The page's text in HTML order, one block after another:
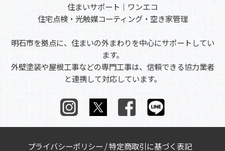
住まいサポート｜ワンエコ
住宅点検・光触媒コーティング・空き家管理
明石市を拠点に、住まいの外まわりを中心にサポートしてい
ます。
外壁塗装や屋根工事などの専門工事は、信頼できる協力業者
と連携して対応しています。
プライバシーポリシー /特定商取引に基づく表記